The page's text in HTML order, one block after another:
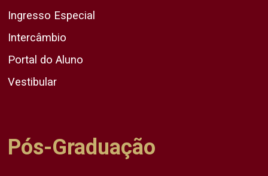
Ingresso Especial
Intercâmbio
Portal do Aluno
Vestibular
Pós-Graduação